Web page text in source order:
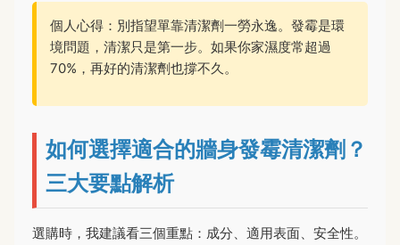
個人心得：別指望單靠清潔劑一勞永逸。發霉是環
境問題，清潔只是第一步。如果你家濕度常超過
70%，再好的清潔劑也撐不久。
如何選擇適合的牆身發霉清潔劑？
三大要點解析
選購時，我建議看三個重點：成分、適用表面、安全性。